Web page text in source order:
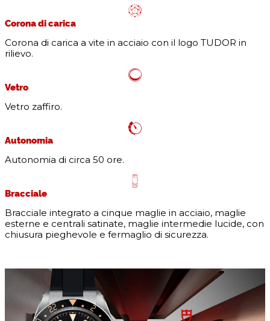
Corona di carica
Corona di carica a vite in acciaio con il logo TUDOR in
rilievo.
Vetro
Vetro zaffiro.
Autonomia
Autonomia di circa 50 ore.
Bracciale
Bracciale integrato a cinque maglie in acciaio, maglie
esterne e centrali satinate, maglie intermedie lucide, con
chiusura pieghevole e fermaglio di sicurezza.